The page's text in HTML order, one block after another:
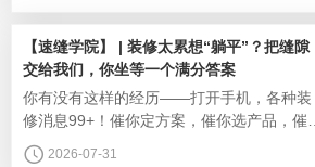
施工的角度帮大家搭配适配全屋的美缝方
案，告别美缝翻车。美缝配色百搭的配色心
法：选同色系美缝。贴近瓷砖本色，视觉效
果少了割裂感，特别适合客餐厅较大的瓷
【速缝学院】 | 装修太累想“躺平”？把缝隙
交给我们，你坐等一个满分答案
你有没有这样的经历——打开手机，各种装
修消息99+！催你定方案，催你选产品，催你
定施工时间。图片好不容易熬到美缝，更多
2026-07-31